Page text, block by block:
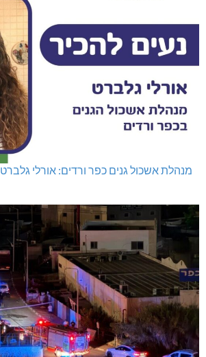
מנהלת אשכול גנים כפר ורדים: אורלי גלברט